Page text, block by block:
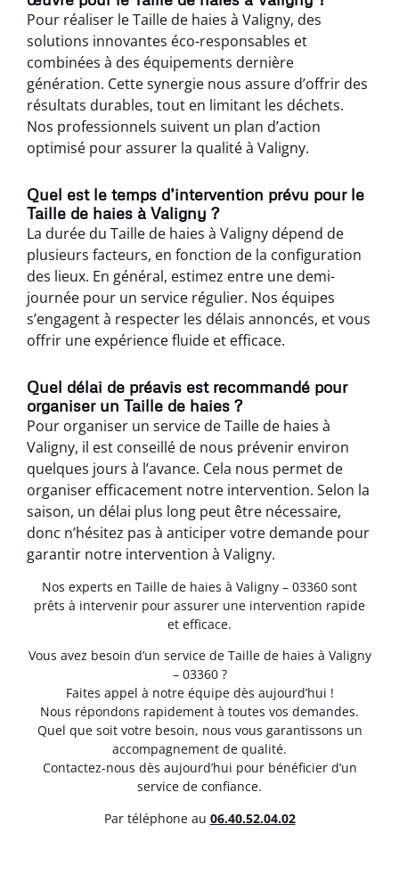
Pour réaliser le Taille de haies à Valigny, des
solutions innovantes éco-responsables et
combinées à des équipements dernière
génération. Cette synergie nous assure d’offrir des
résultats durables, tout en limitant les déchets.
Nos professionnels suivent un plan d’action
optimisé pour assurer la qualité à Valigny.
Quel est le temps d’intervention prévu pour le
Taille de haies à Valigny ?
La durée du Taille de haies à Valigny dépend de
plusieurs facteurs, en fonction de la configuration
des lieux. En général, estimez entre une demi-
journée pour un service régulier. Nos équipes
s’engagent à respecter les délais annoncés, et vous
offrir une expérience fluide et efficace.
Quel délai de préavis est recommandé pour
organiser un Taille de haies ?
Pour organiser un service de Taille de haies à
Valigny, il est conseillé de nous prévenir environ
quelques jours à l’avance. Cela nous permet de
organiser efficacement notre intervention. Selon la
saison, un délai plus long peut être nécessaire,
donc n’hésitez pas à anticiper votre demande pour
garantir notre intervention à Valigny.
Nos experts en Taille de haies à Valigny – 03360 sont
prêts à intervenir pour assurer une intervention rapide
et efficace.
Vous avez besoin d’un service de Taille de haies à Valigny
– 03360 ?
Faites appel à notre équipe dès aujourd’hui !
Nous répondons rapidement à toutes vos demandes.
Quel que soit votre besoin, nous vous garantissons un
accompagnement de qualité.
Contactez-nous dès aujourd’hui pour bénéficier d’un
service de confiance.
Par téléphone au 06.40.52.04.02